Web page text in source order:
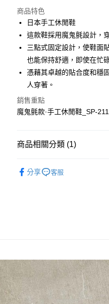
運送方式
全家取貨付款
每筆NT$60
付款後全家取貨
每筆NT$60
7-11取貨付款
付款後7-11取貨
宅配
商品特色
日本手工休閒鞋
這款鞋採用魔鬼氈設計，
三點式固定設計，使鞋面
也能保持舒適，即使在忙
憑藉其卓越的貼合度和穩
人穿著。
銷售重點
魔鬼氈款·手工休閒鞋_SP-
商品相關分類 (1)
分享
客服